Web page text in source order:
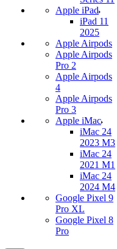
Apple iPad
iPad 11
2025
Apple Airpods
Apple Airpods
Pro 2
Apple Airpods
4
Apple Airpods
Pro 3
Apple iMac
iMac 24
2023 M3
iMac 24
2021 M1
iMac 24
2024 M4
Google Pixel 9
Pro XL
Google Pixel 8
Pro